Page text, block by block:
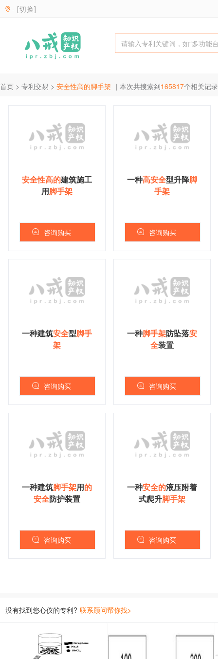
- [切换]
首页 > 专利交易 > 安全性高的脚手架 | 本次共搜索到165817个相关记录
安全性高的建筑施工
用脚手架
咨询购买
一种高安全型升降脚
手架
咨询购买
一种建筑安全型脚手
架
咨询购买
一种脚手架防坠落安
全装置
咨询购买
一种建筑脚手架用的
安全防护装置
咨询购买
一种安全的液压附着
式爬升脚手架
咨询购买
没有找到您心仪的专利? 联系顾问帮你找>